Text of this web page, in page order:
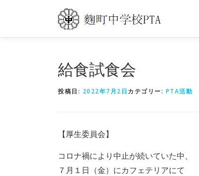
テ
給食試食会
投稿日: 2022年7月2日カテゴリー: PTA活動
【厚生委員会】
コロナ禍により中止が続いていた中、
７月１日（金）にカフェテリアにて